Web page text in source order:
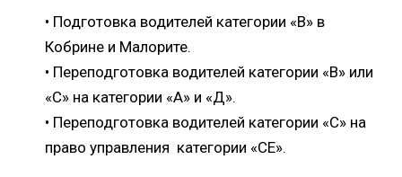
• Подготовка водителей категории «В» в
Кобрине и Малорите.
• Переподготовка водителей категории «В» или
«С» на категории «А» и «Д».
• Переподготовка водителей категории «С» на
право управления категории «СЕ».